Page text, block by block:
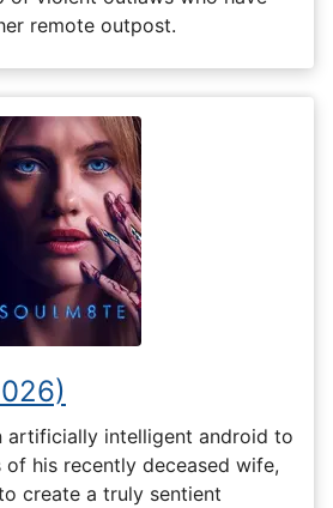
remote outpost.
artificially intelligent android to
his recently deceased wife,
create a truly sentient